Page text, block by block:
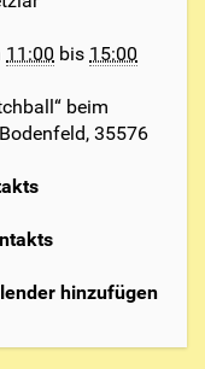
11:00 bis 15:00
beim
35576
hinzufügen